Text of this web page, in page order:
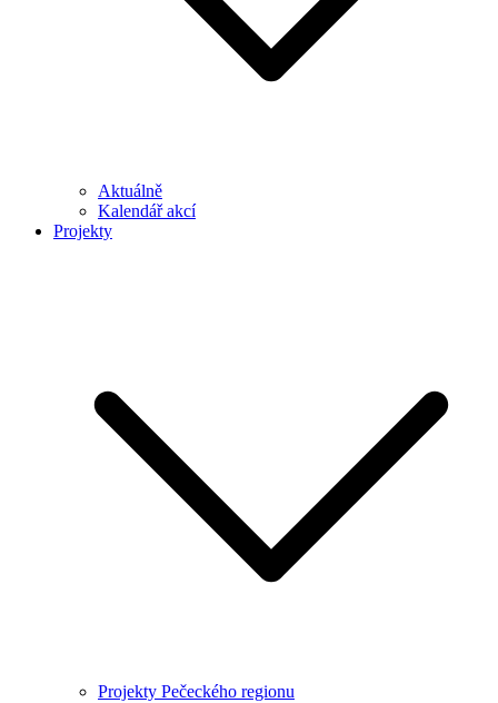
Aktuálně
Kalendář akcí
Projekty
Projekty Pečeckého regionu